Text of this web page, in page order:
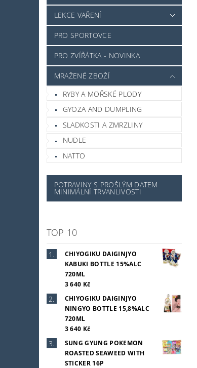
LEKCE VAŘENÍ
PRO SPORTOVCE
PRO ZVÍŘÁTKA - NOVINKA
MRAŽENÉ ZBOŽÍ
RYBY A MOŘSKÉ PLODY
GYOZA AND DUMPLING
SLADKOSTI A ZMRZLINY
NUDLE
NATTO
POTRAVINY S PROŠLÝM DATEM
MINIMÁLNÍ TRVANLIVOSTI
TOP 10
CHIYOGIKU DAIGINJYO
KABUKI BOTTLE 15%ALC
720ML
3 640 Kč
CHIYOGIKU DAIGINJYO
NINGYO BOTTLE 15,8%ALC
720ML
3 640 Kč
SUNG GYUNG POKEMON
ROASTED SEAWEED WITH
STICKER 16P